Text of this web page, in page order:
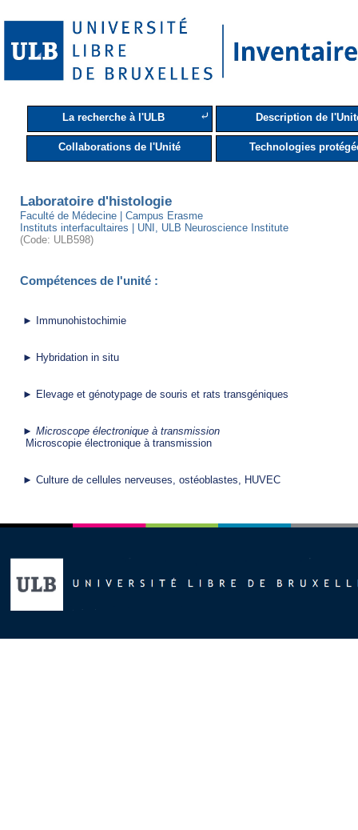
La recherche à l'ULB ⤶ Description de
Collaborations de l'Unité Technologies
Laboratoire d'histologie
Faculté de Médecine | Campus Erasme
Instituts interfacultaires | UNI, ULB Neuroscience Institute
(Code: ULB598)
Compétences de l'unité :
► Immunohistochimie
► Hybridation in situ
► Elevage et génotypage de souris et rats transgéniques
► Microscope électronique à transmission
Microscopie électronique à transmission
► Culture de cellules nerveuses, ostéoblastes, HUVEC